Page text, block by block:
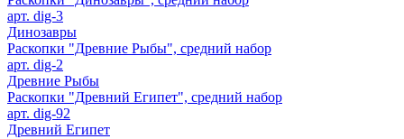
арт. dig-3
Динозавры
Раскопки "Древние Рыбы", средний набор
арт. dig-2
Древние Рыбы
Раскопки "Древний Египет", средний набор
арт. dig-92
Древний Египет